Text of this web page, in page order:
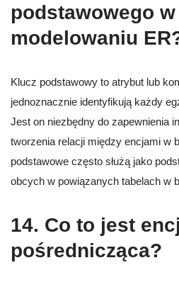
podstawowego w
modelowaniu
Klucz podstawowy to atrybut lub
jednoznacznie identyfikują każdy
Jest on niezbędny do zapewnienia
tworzenia relacji między encjami w
podstawowe często służą jako
obcych w powiązanych tabelach w
14. Co to jest
pośrednicząca?